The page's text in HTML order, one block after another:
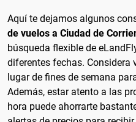
Aquí te dejamos algunos
de vuelos a Ciudad de
búsqueda flexible de
diferentes fechas. Considera
lugar de fines de semana
Además, estar atento a las
hora puede ahorrarte